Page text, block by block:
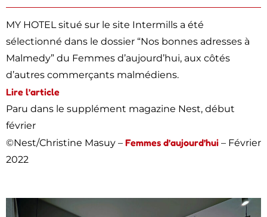
MY HOTEL situé sur le site Intermills a été
sélectionné dans le dossier “Nos bonnes adresses à
Malmedy” du Femmes d’aujourd’hui, aux côtés
d’autres commerçants malmédiens.
Lire l’article
Paru dans le supplément magazine Nest, début
février
©Nest/Christine Masuy – Femmes d’aujourd’hui – Février
2022